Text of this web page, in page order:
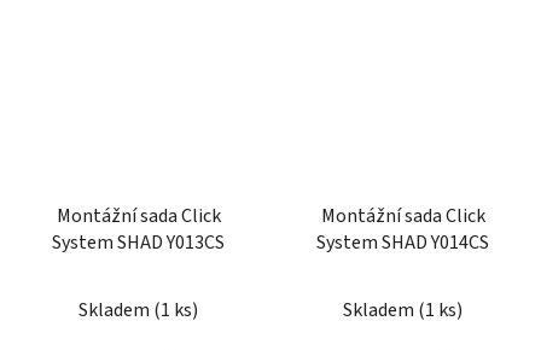
Montážní sada Click
System SHAD Y013CS
Skladem (1 ks)
Montážní sada Click
System SHAD Y014CS
Skladem (1 ks)